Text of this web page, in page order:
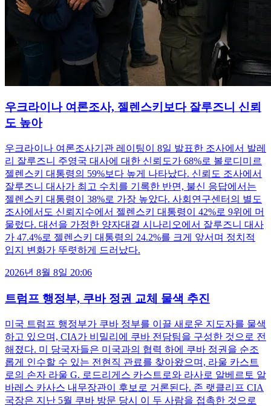
우크라이나 여론조사, 젤렌스키보다 잘루즈니 신뢰
도 높아
우크라이나 여론조사기관 레이팅이 8일 발표한 조사에서 발레
리 잘루즈니 주영국 대사에 대한 신뢰도가 68%로 볼로디미르
젤렌스키 대통령의 59%보다 높게 나타났다. 신뢰도 조사에서
잘루즈니 대사가 최고 수치를 기록한 반면, 불신 응답에서는
젤렌스키 대통령이 38%로 가장 높았다. 사회연구센터의 별도
조사에서도 신뢰지수에서 젤렌스키 대통령이 42%로 9위에 머
물렀다. 대선을 가정한 양자대결 시나리오에서 잘루즈니 대사
가 47.4%로 젤렌스키 대통령의 24.2%를 크게 앞서며 정치적
입지 변화가 뚜렷하게 드러났다.
2026년 8월 8일 20:06
트럼프 행정부, 쿠바 정권 교체 물색 추진
미국 트럼프 행정부가 쿠바 정부를 이끌 새로운 지도자를 물색
하고 있으며, CIA가 비밀리에 쿠바 전담팀을 구성한 것으로 전
해졌다. 미 당국자들은 미국과의 협력 하에 쿠바 정권을 순조
롭게 인수할 수 있는 전현직 관료를 찾아왔으며, 라울 카스트
로의 손자 라울 G. 로드리게스 카스트로와 라사로 알베르토 알
바레스 카사스 내무장관이 후보로 거론된다. 존 랫클리프 CIA
국장은 지난 5월 쿠바 방문 당시 이 두 사람을 접촉한 것으로